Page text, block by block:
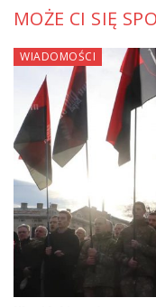
MOŻE CI SIĘ
WIADOMOŚCI